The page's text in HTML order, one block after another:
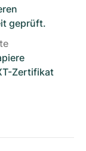
geprüft.
Zertifikat